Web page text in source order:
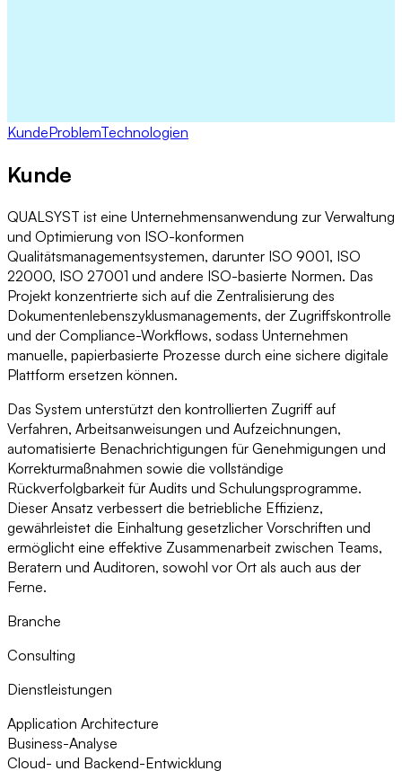
KundeProblemTechnologien
Kunde
QUALSYST ist eine Unternehmensanwendung zur Verwaltung
und Optimierung von ISO-konformen
Qualitätsmanagementsystemen, darunter ISO 9001, ISO
22000, ISO 27001 und andere ISO-basierte Normen. Das
Projekt konzentrierte sich auf die Zentralisierung des
Dokumentenlebenszyklusmanagements, der Zugriffskontrolle
und der Compliance-Workflows, sodass Unternehmen
manuelle, papierbasierte Prozesse durch eine sichere digitale
Plattform ersetzen können.
Das System unterstützt den kontrollierten Zugriff auf
Verfahren, Arbeitsanweisungen und Aufzeichnungen,
automatisierte Benachrichtigungen für Genehmigungen und
Korrekturmaßnahmen sowie die vollständige
Rückverfolgbarkeit für Audits und Schulungsprogramme.
Dieser Ansatz verbessert die betriebliche Effizienz,
gewährleistet die Einhaltung gesetzlicher Vorschriften und
ermöglicht eine effektive Zusammenarbeit zwischen Teams,
Beratern und Auditoren, sowohl vor Ort als auch aus der
Ferne.
Branche
Consulting
Dienstleistungen
Application Architecture
Business-Analyse
Cloud- und Backend-Entwicklung